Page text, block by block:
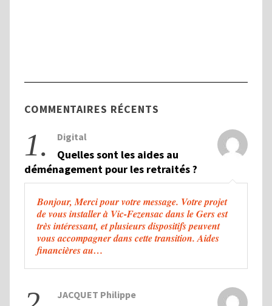
COMMENTAIRES RÉCENTS
1. Digital
Quelles sont les aides au
déménagement pour les retraités ?
Bonjour, Merci pour votre message. Votre projet
de vous installer à Vic-Fezensac dans le Gers est
très intéressant, et plusieurs dispositifs peuvent
vous accompagner dans cette transition. Aides
financières au…
JACQUET Philippe